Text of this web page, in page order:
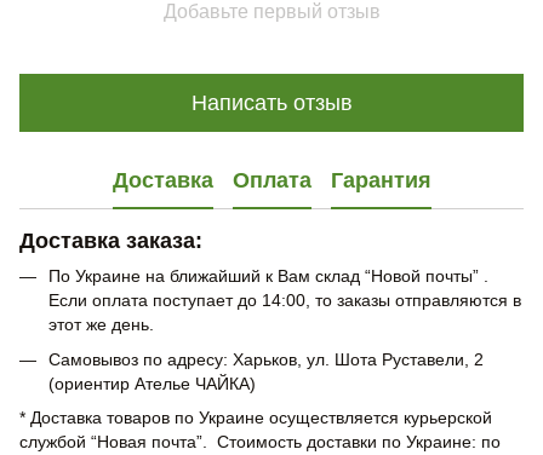
Добавьте первый отзыв
Написать отзыв
Доставка Оплата Гарантия
Доставка заказа:
По Украине на ближайший к Вам склад “Новой почты” .
Если оплата поступает до 14:00, то заказы отправляются в
этот же день.
Самовывоз по адресу: Харьков, ул. Шота Руставели, 2
(ориентир Ателье ЧАЙКА)
* Доставка товаров по Украине осуществляется курьерской
службой “Новая почта”. Стоимость доставки по Украине: по